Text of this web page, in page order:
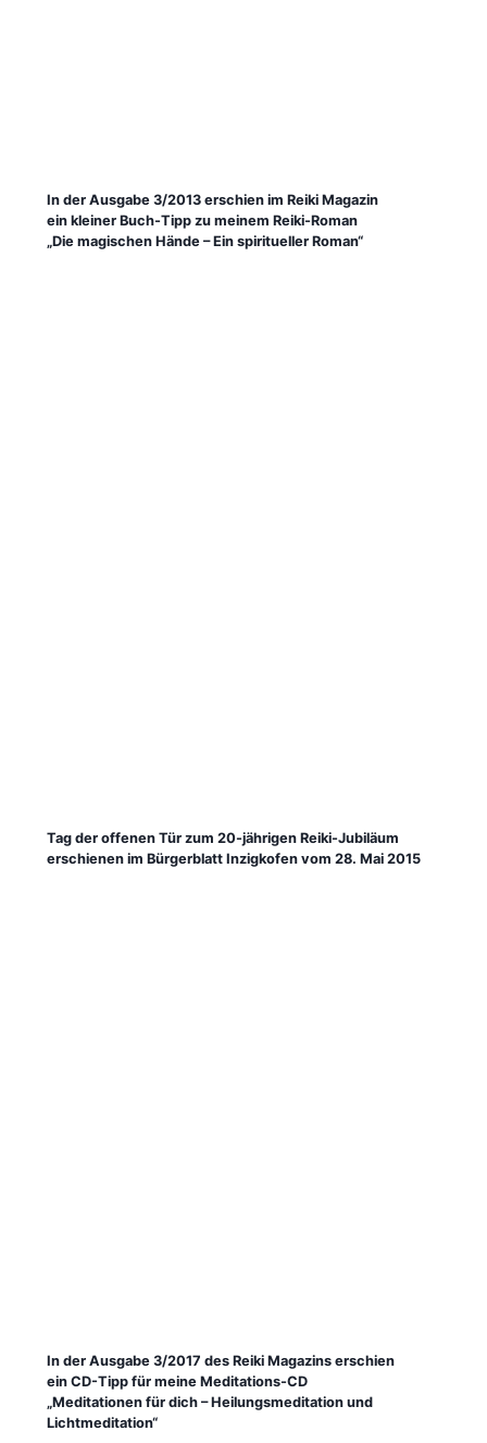
In der Ausgabe 3/2013 erschien im Reiki Magazin
ein kleiner Buch-Tipp zu meinem Reiki-Roman
„Die magischen Hände – Ein spiritueller Roman“
Tag der offenen Tür zum 20-jährigen Reiki-Jubiläum
erschienen im Bürgerblatt Inzigkofen vom 28. Mai 2015
In der Ausgabe 3/2017 des Reiki Magazins erschien
ein CD-Tipp für meine Meditations-CD
„Meditationen für dich – Heilungsmeditation und
Lichtmeditation“